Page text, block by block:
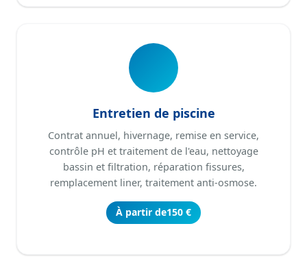
Entretien de piscine
Contrat annuel, hivernage, remise en service,
contrôle pH et traitement de l'eau, nettoyage
bassin et filtration, réparation fissures,
remplacement liner, traitement anti-osmose.
À partir de150 €